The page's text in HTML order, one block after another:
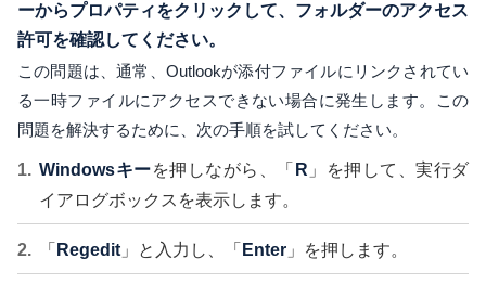
ーからプロパティをクリックして、フォルダーのアクセス
許可を確認してください。
この問題は、通常、Outlookが添付ファイルにリンクされてい
る一時ファイルにアクセスできない場合に発生します。この
問題を解決するために、次の手順を試してください。
Windowsキーを押しながら、「 R 」を押して、実行ダ
イアログボックスを表示します。
「 Regedit 」と入力し、「 Enter 」を押します。